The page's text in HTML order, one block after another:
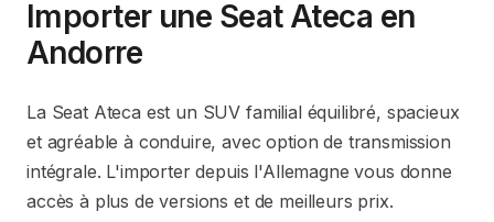
Importer une Seat Ateca en
Andorre
La Seat Ateca est un SUV familial équilibré, spacieux
et agréable à conduire, avec option de transmission
intégrale. L'importer depuis l'Allemagne vous donne
accès à plus de versions et de meilleurs prix.